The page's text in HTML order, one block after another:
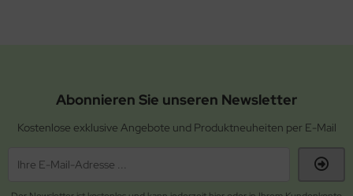
Abonnieren Sie unseren Newsletter
Kostenlose exklusive Angebote und Produktneuheiten per E-Mail